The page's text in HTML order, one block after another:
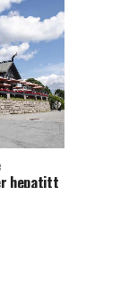
hepatitt